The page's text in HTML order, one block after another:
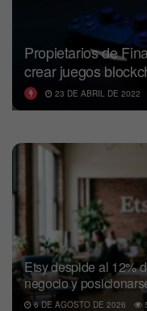
Propietarios de
crear juegos
23 DE ABRIL DE 2022
Etsy despide al 12%
negocio y
6 DE AGOSTO DE 2026